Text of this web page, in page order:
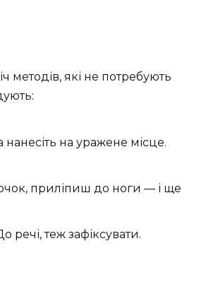
методів, які не потребують
нанесіть на уражене місце.
приліпиш до ноги — і ще
речі, теж зафіксувати.